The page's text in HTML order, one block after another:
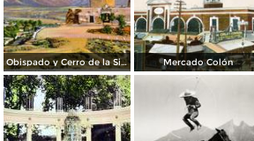
Obispado y Cerro de la Silla Mercado Colón